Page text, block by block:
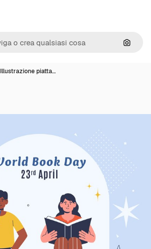
Cerca
Illustrazione piatta…